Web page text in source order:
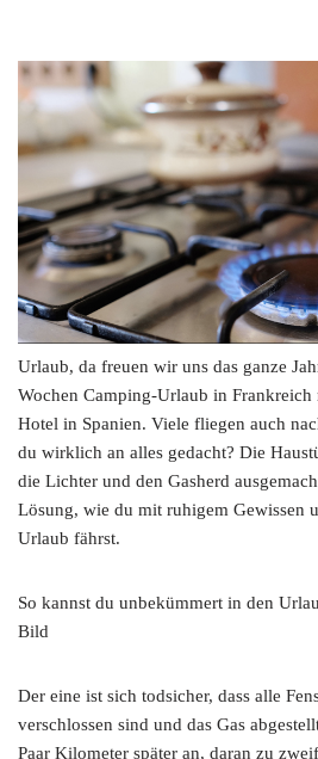
Urlaub, da freuen wir uns das ganze
Wochen Camping-Urlaub in Frankreich
Hotel in Spanien. Viele fliegen auch
du wirklich an alles gedacht? Die
die Lichter und den Gasherd
Lösung, wie du mit ruhigem Gewissen
Urlaub fährst.
So kannst du unbekümmert in den
Bild
Der eine ist sich todsicher, dass alle
verschlossen sind und das Gas
Paar Kilometer später an, daran zu